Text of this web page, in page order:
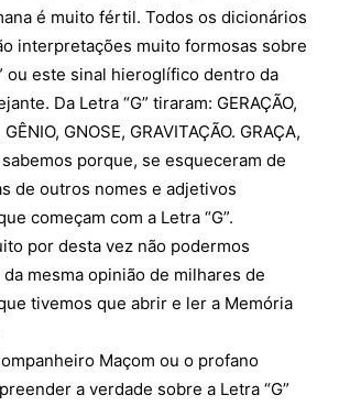
é muito fértil. Todos os dicionários
interpretações muito formosas sobre
ou este sinal hieroglífico dentro da
Da Letra “G” tiraram: GERAÇÃO,
GNOSE, GRAVITAÇÃO. GRAÇA,
sabemos porque, se esqueceram de
de outros nomes e adjetivos
começam com a Letra “G”.
por desta vez não podermos
mesma opinião de milhares de
tivemos que abrir e ler a Memória
Maçom ou o profano
a verdade sobre a Letra “G”